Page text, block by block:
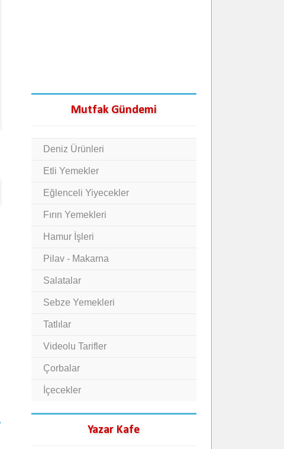
Mutfak Gündemi
Deniz Ürünleri
Etli Yemekler
Eğlenceli Yiyecekler
Fırın Yemekleri
Hamur İşleri
Pilav - Makarna
Salatalar
Sebze Yemekleri
Tatlılar
Videolu Tarifler
Çorbalar
İçecekler
Yazar Kafe